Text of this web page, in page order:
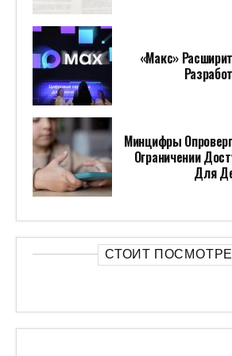
«Макс»
Минцифры
Ограничении
Для
СТОИТ